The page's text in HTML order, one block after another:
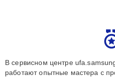
В сервисном центре
работают опытные мастера с